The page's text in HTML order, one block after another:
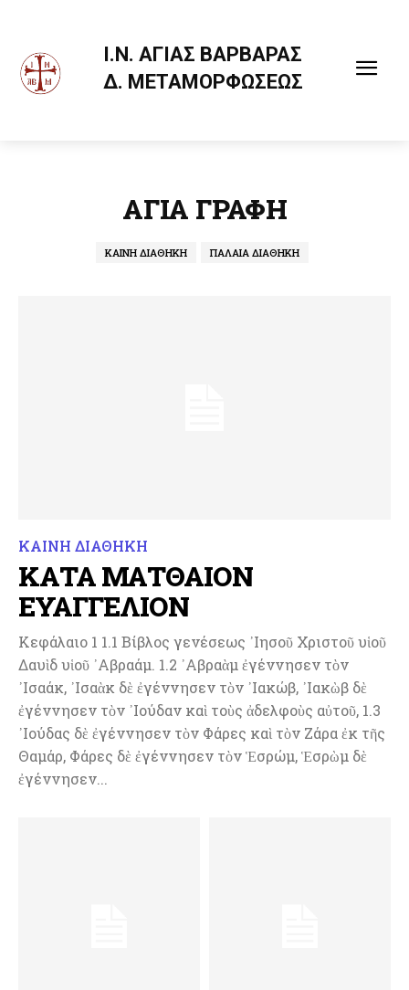
Ι.Ν. ΑΓΙΑΣ ΒΑΡΒΑΡΑΣ
Δ. ΜΕΤΑΜΟΡΦΩΣΕΩΣ
ΑΓΙΑ ΓΡΑΦΗ
ΚΑΙΝΗ ΔΙΑΘΗΚΗ ΠΑΛΑΙΑ ΔΙΑΘΗΚΗ
ΚΑΙΝΗ ΔΙΑΘΗΚΗ
ΚΑΤΑ ΜΑΤΘΑΙΟΝ
ΕΥΑΓΓΕΛΙΟΝ
Κεφάλαιο 1 1.1 Βίβλος γενέσεως ᾽Ιησοῦ Χριστοῦ υἱοῦ
Δαυὶδ υἱοῦ ᾽Αβραάμ. 1.2 ᾽Αβραὰμ ἐγέννησεν τὸν
᾽Ισαάκ, ᾽Ισαὰκ δὲ ἐγέννησεν τὸν ᾽Ιακώβ, ᾽Ιακὼβ δὲ
ἐγέννησεν τὸν ᾽Ιούδαν καὶ τοὺς ἀδελφοὺς αὐτοῦ, 1.3
᾽Ιούδας δὲ ἐγέννησεν τὸν Φάρες καὶ τὸν Ζάρα ἐκ τῆς
Θαμάρ, Φάρες δὲ ἐγέννησεν τὸν Ἑσρώμ, Ἑσρὼμ δὲ
ἐγέννησεν...